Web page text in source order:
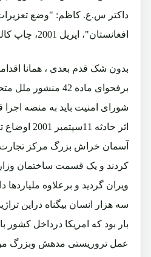
داکتر س.ع. کاظم: "وضع
افغانستان"، اپریل 2001، چاپ کالیفورنیا، صفحه 53 تا 85)
بدون شک قدم بعدی ، همانا
برفحوای ماده 42
شورای امنیت باید به منصه
اثر حادثه
آسمان خراش بزرگ مرکز
کردند و یک قسمت ساختمان
ویران گردید و برعلاوه ملیاردها
سه هزار انسان بیگناه دراین
بار بود که امریکا درداخل کشور
عمل تروریستی مدهش وبزرگ